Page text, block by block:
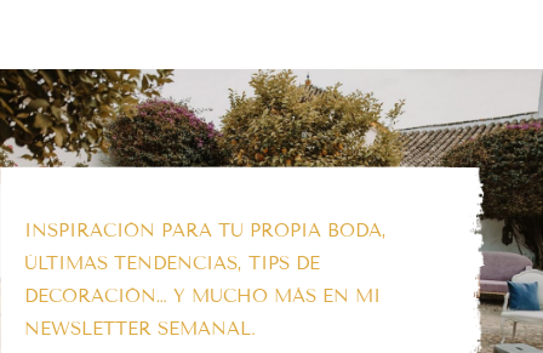
INSPIRACIÓN PARA TU PROPIA BODA,
ÚLTIMAS TENDENCIAS, TIPS DE
DECORACIÓN… Y MUCHO MÁS EN MI
NEWSLETTER SEMANAL.